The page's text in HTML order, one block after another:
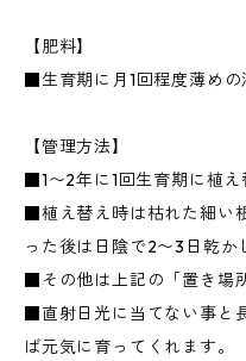
【肥料】
■生育期に月1回程度薄めの
【管理方法】
■1〜2年に1回生育期に植え
■植え替え時は枯れた細い
った後は日陰で2〜3日乾か
■その他は上記の「置き場
■直射日光に当てない事と
ば元気に育ってくれます。